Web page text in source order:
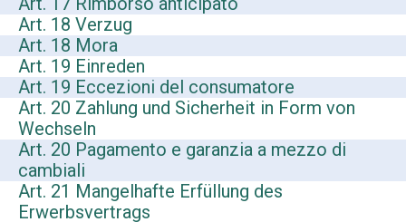
Art. 18 Verzug
Art. 18 Mora
Art. 19 Einreden
Art. 19 Eccezioni del consumatore
Art. 20 Zahlung und Sicherheit in Form von
Wechseln
Art. 20 Pagamento e garanzia a mezzo di
cambiali
Art. 21 Mangelhafte Erfüllung des
Erwerbsvertrags